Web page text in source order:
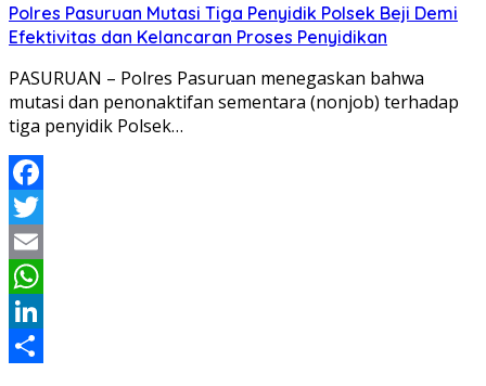
Polres Pasuruan Mutasi Tiga Penyidik Polsek Beji Demi
Efektivitas dan Kelancaran Proses Penyidikan
PASURUAN – Polres Pasuruan menegaskan bahwa
mutasi dan penonaktifan sementara (nonjob) terhadap
tiga penyidik Polsek…
Facebook
Twitter
Email
WhatsApp
LinkedIn